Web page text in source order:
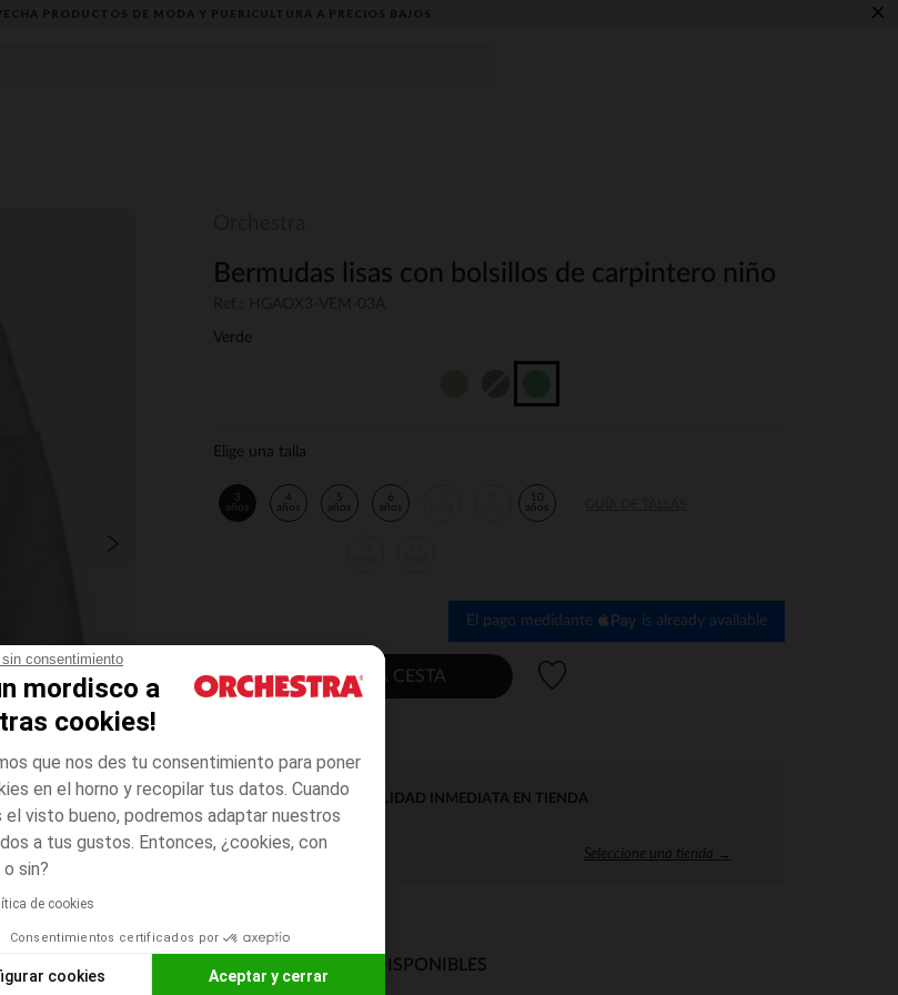
consentimiento
mordisco a
cookies!
que nos des tu consentimiento para poner
en el horno y recopilar tus datos. Cuando
el visto bueno, podremos adaptar nuestros
a tus gustos. Entonces, ¿cookies, con
sin?
de cookies
Consentimientos certificados por
cookies Aceptar y cerrar
PRODUCTOS DE MODA Y PUERICULTURA A PRECIOS BAJOS ×
Bermudas lisas con bolsillos de carpintero niño
Verde
Elige una talla
3
años
4
años
5
años
6
años
10
años
El pago medidante is already available
AÑADIR A LA CESTA
DISPONIBILIDAD INMEDIATA EN TIENDA
Seleccione una tienda →
MODOS DE ENVÍO DISPONIBLES